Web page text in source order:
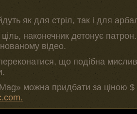
як для стріл, так і для
наконечник детонує
відео.
що подібна
можна придбати за ціною $